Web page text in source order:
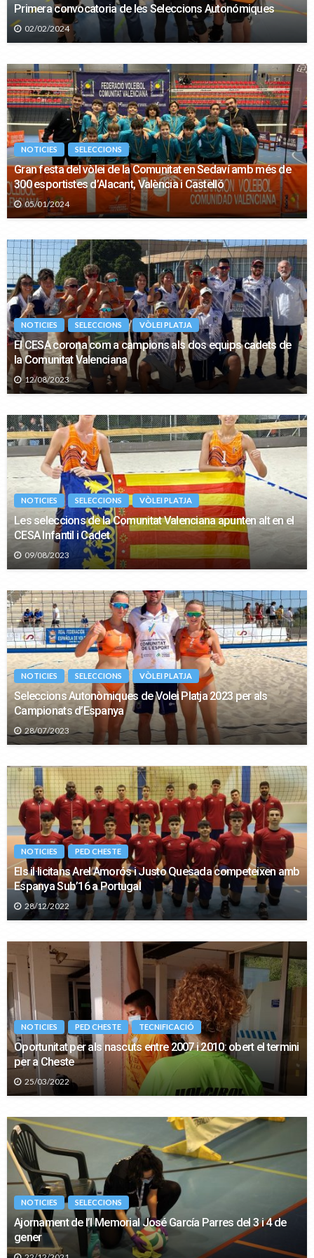
Primera convocatoria de les Seleccions Autonómiques
02/02/2024
NOTICIES SELECCIONS
Gran festa del vòlei de la Comunitat en Sedaví amb més de
300 esportistes d’Alacant, València i Castelló
05/01/2024
NOTICIES SELECCIONS VÒLEI PLATJA
El CESA corona com a campions als dos equips cadets de
la Comunitat Valenciana
12/08/2023
NOTICIES SELECCIONS VÒLEI PLATJA
Les seleccions de la Comunitat Valenciana apunten alt en el
CESA Infantil i Cadet
09/08/2023
NOTICIES SELECCIONS VÒLEI PLATJA
Seleccions Autonòmiques de Volei Platja 2023 per als
Campionats d’Espanya
28/07/2023
NOTICIES PED CHESTE
Els il·licitans Arel Amorós i Justo Quesada competeixen amb
Espanya Sub’16 a Portugal
28/12/2022
NOTICIES PED CHESTE TECNIFICACIÓ
Oportunitat per als nascuts entre 2007 i 2010: obert el termini
per a Cheste
25/03/2022
NOTICIES SELECCIONS
Ajornament de l’I Memorial José García Parres del 3 i 4 de
gener